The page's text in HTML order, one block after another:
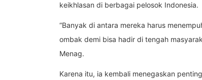
keikhlasan di berbagai pelosok Indonesia.
“Banyak di antara mereka harus
ombak demi bisa hadir di tengah
Menag.
Karena itu, ia kembali menegaskan